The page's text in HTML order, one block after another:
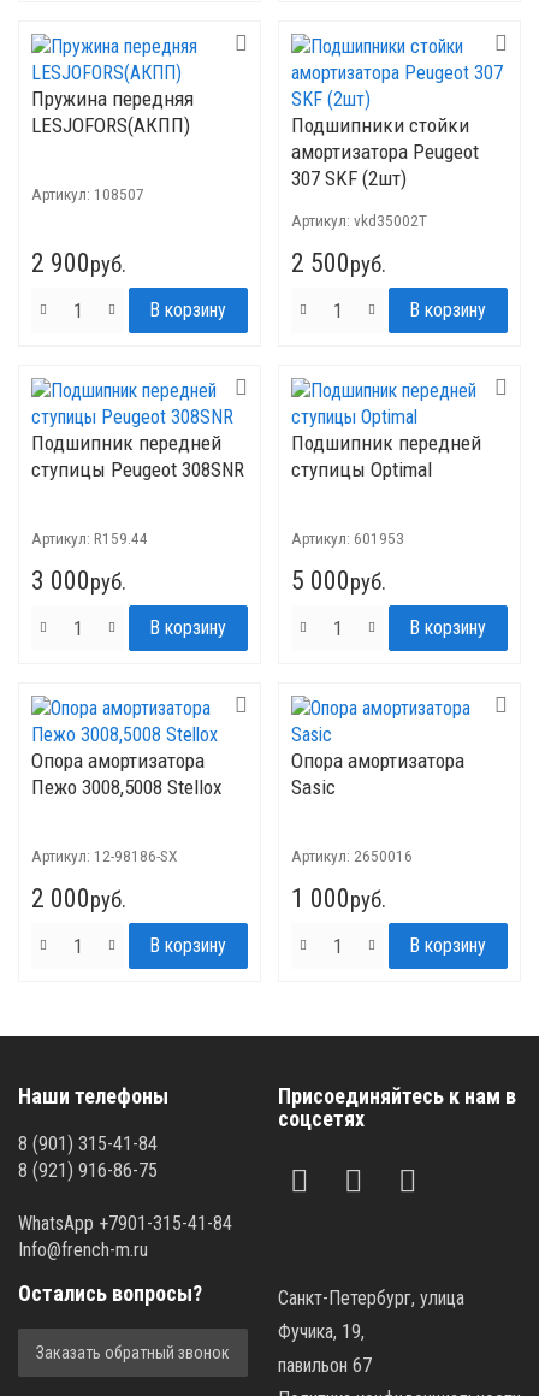
Пружина передняя
LESJOFORS(АКПП)
Артикул: 108507
2 900руб.
Подшипники стойки
амортизатора Peugeot
307 SKF (2шт)
Артикул: vkd35002T
2 500руб.
Подшипник передней
ступицы Peugeot 308SNR
Артикул: R159.44
3 000руб.
Подшипник передней
ступицы Optimal
Артикул: 601953
5 000руб.
Опора амортизатора
Пежо 3008,5008 Stellox
Артикул: 12-98186-SX
2 000руб.
Опора амортизатора
Sasic
Артикул: 2650016
1 000руб.
Наши телефоны
8 (901) 315-41-84
8 (921) 916-86-75
WhatsApp +7901-315-41-84
Info@french-m.ru
Присоединяйтесь к нам в
соцсетях
Остались вопросы?
Заказать обратный звонок
Санкт-Петербург, улица
Фучика, 19,
павильон 67